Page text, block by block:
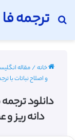
ترجمه فا
جستجو برای
خانه/مقاله انگلیسی
و اصلاح نباتات با
دانلود
دانه ریز